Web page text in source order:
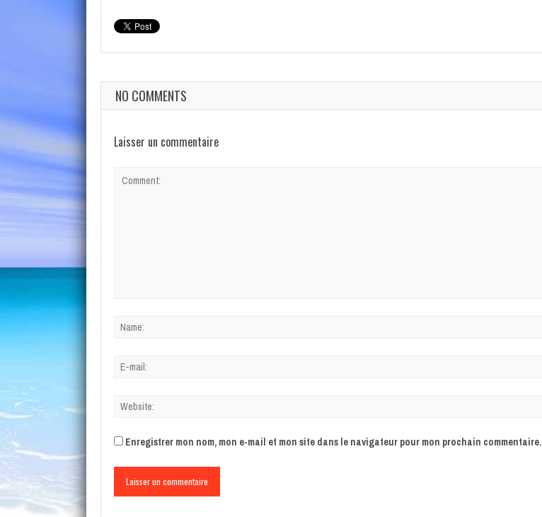
NO COMMENTS
Laisser un commentaire
Enregistrer mon nom, mon e-mail et mon site dans le navigateur pour mon prochain commentaire.